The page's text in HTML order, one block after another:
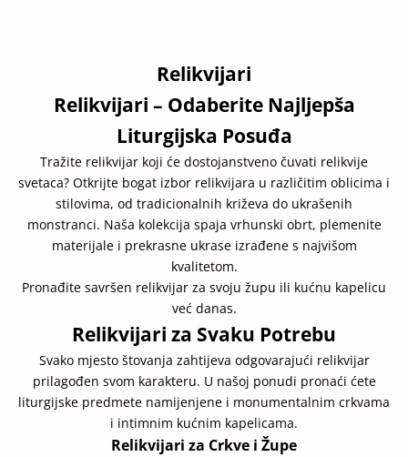
Relikvijari
Relikvijari – Odaberite Najljepša
Liturgijska Posuđa
Tražite relikvijar koji će dostojanstveno čuvati relikvije
svetaca? Otkrijte bogat izbor relikvijara u različitim oblicima i
stilovima, od tradicionalnih križeva do ukrašenih
monstranci. Naša kolekcija spaja vrhunski obrt, plemenite
materijale i prekrasne ukrase izrađene s najvišom
kvalitetom.
Pronađite savršen relikvijar za svoju župu ili kućnu kapelicu
već danas.
Relikvijari za Svaku Potrebu
Svako mjesto štovanja zahtijeva odgovarajući relikvijar
prilagođen svom karakteru. U našoj ponudi pronaći ćete
liturgijske predmete namijenjene i monumentalnim crkvama
i intimnim kućnim kapelicama.
Relikvijari za Crkve i Župe